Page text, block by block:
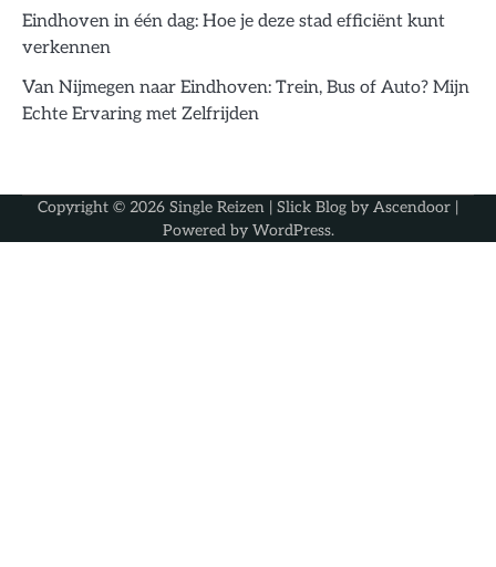
Eindhoven in één dag: Hoe je deze stad efficiënt kunt
verkennen
Van Nijmegen naar Eindhoven: Trein, Bus of Auto? Mijn
Echte Ervaring met Zelfrijden
Copyright © 2026 Single Reizen | Slick Blog by Ascendoor |
Powered by WordPress.